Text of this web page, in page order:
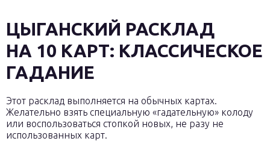
ЦЫГАНСКИЙ РАСКЛАД
НА 10 КАРТ: КЛАССИЧЕСКОЕ
ГАДАНИЕ
Этот расклад выполняется на обычных картах.
Желательно взять специальную «гадательную» колоду
или воспользоваться стопкой новых, не разу не
использованных карт.